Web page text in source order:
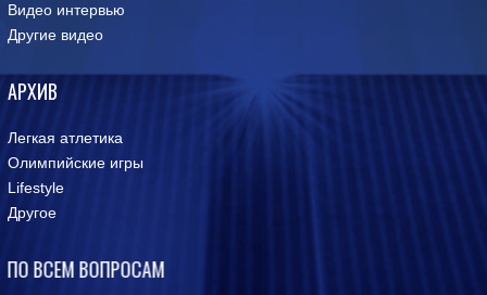
Видео интервью
Другие видео
АРХИВ
Легкая атлетика
Олимпийские игры
Lifestyle
Другое
ПО ВСЕМ ВОПРОСАМ